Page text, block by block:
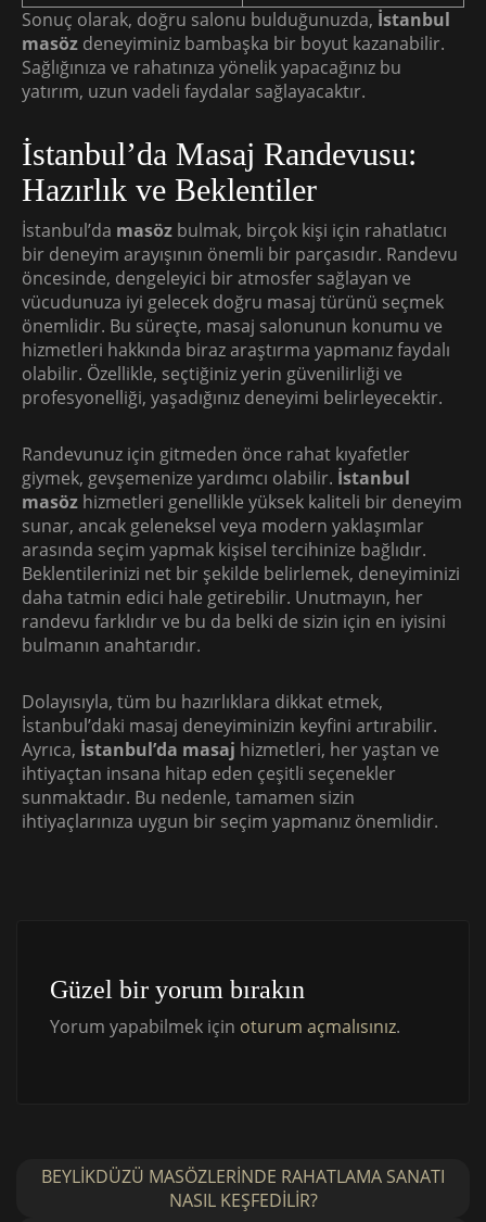
Sonuç olarak, doğru salonu bulduğunuzda, İstanbul
masöz deneyiminiz bambaşka bir boyut kazanabilir.
Sağlığınıza ve rahatınıza yönelik yapacağınız bu
yatırım, uzun vadeli faydalar sağlayacaktır.
İstanbul’da Masaj Randevusu:
Hazırlık ve Beklentiler
İstanbul’da masöz bulmak, birçok kişi için rahatlatıcı
bir deneyim arayışının önemli bir parçasıdır. Randevu
öncesinde, dengeleyici bir atmosfer sağlayan ve
vücudunuza iyi gelecek doğru masaj türünü seçmek
önemlidir. Bu süreçte, masaj salonunun konumu ve
hizmetleri hakkında biraz araştırma yapmanız faydalı
olabilir. Özellikle, seçtiğiniz yerin güvenilirliği ve
profesyonelliği, yaşadığınız deneyimi belirleyecektir.
Randevunuz için gitmeden önce rahat kıyafetler
giymek, gevşemenize yardımcı olabilir. İstanbul
masöz hizmetleri genellikle yüksek kaliteli bir deneyim
sunar, ancak geleneksel veya modern yaklaşımlar
arasında seçim yapmak kişisel tercihinize bağlıdır.
Beklentilerinizi net bir şekilde belirlemek, deneyiminizi
daha tatmin edici hale getirebilir. Unutmayın, her
randevu farklıdır ve bu da belki de sizin için en iyisini
bulmanın anahtarıdır.
Dolayısıyla, tüm bu hazırlıklara dikkat etmek,
İstanbul’daki masaj deneyiminizin keyfini artırabilir.
Ayrıca, İstanbul’da masaj hizmetleri, her yaştan ve
ihtiyaçtan insana hitap eden çeşitli seçenekler
sunmaktadır. Bu nedenle, tamamen sizin
ihtiyaçlarınıza uygun bir seçim yapmanız önemlidir.
Güzel bir yorum bırakın
Yorum yapabilmek için oturum açmalısınız.
BEYLIKDÜZÜ MASÖZLERINDE RAHATLAMA SANATI
NASIL KEŞFEDILIR?